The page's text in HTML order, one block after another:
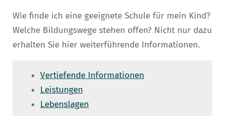
Wie finde ich eine geeignete Schule für mein Kind?
Welche Bildungswege stehen offen? Nicht nur dazu
erhalten Sie hier weiterführende Informationen.
Vertiefende Informationen
Leistungen
Lebenslagen